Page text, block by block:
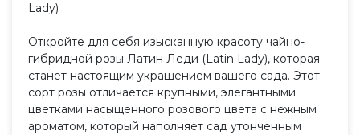
Lady)
Откройте для себя изысканную красоту чайно-
гибридной розы Латин Леди (Latin Lady), которая
станет настоящим украшением вашего сада. Этот
сорт розы отличается крупными, элегантными
цветками насыщенного розового цвета с нежным
ароматом, который наполняет сад утонченным